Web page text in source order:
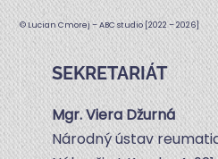
© Lucian Cmorej – ABC studio [2022 – 2026]
SEKRETARIÁT
Mgr. Vie­ra Džurná
Národ­ný ústav